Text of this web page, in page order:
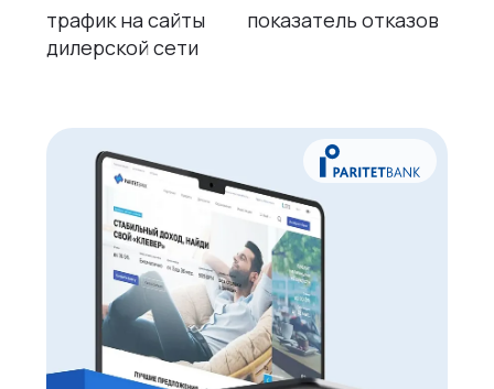
трафик на сайты
дилерской сети
показатель отказов